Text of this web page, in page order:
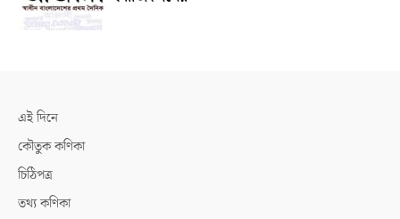
এই দিনে
কৌতুক কণিকা
চিঠিপত্র
তথ্য কণিকা